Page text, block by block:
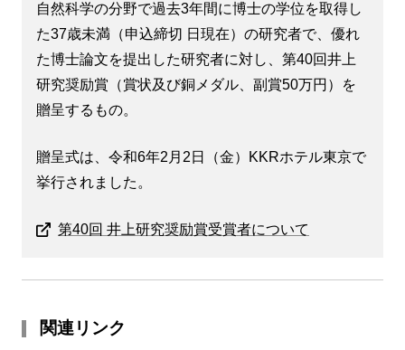
自然科学の分野で過去3年間に博士の学位を取得し
た37歳未満（申込締切 日現在）の研究者で、優れ
た博士論文を提出した研究者に対し、第40回井上
研究奨励賞（賞状及び銅メダル、副賞50万円）を
贈呈するもの。
贈呈式は、令和6年2月2日（金）KKRホテル東京で
挙行されました。
第40回 井上研究奨励賞受賞者について
関連リンク